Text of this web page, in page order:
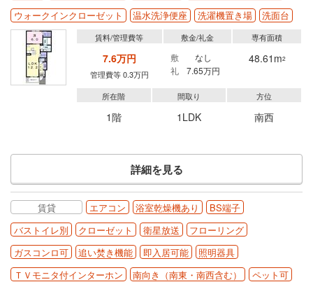
ウォークインクローゼット
温水洗浄便座 洗濯機置き場 洗面台
賃料/管理費等
7.6万円
管理費等 0.3万円
敷金/礼金
敷
なし
礼
7.65万円
専有面積
48.61m2
所在階
1階
間取り
1LDK
方位
南西
詳細を見る
賃貸 エアコン 浴室乾燥機あり
BS端子
バストイレ別
クローゼット 衛星放送
フローリング
ガスコンロ可
追い焚き機能 即入居可能
照明器具
ＴＶモニタ付インターホン
南向き（南東・南西含む）
ペット可